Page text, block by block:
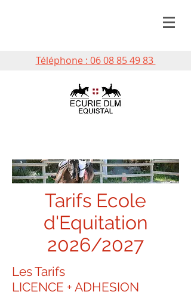
Téléphone : 06 08 85 49 83
Tarifs Ecole
d'Equitation
2026/2027
Les Tarifs
LICENCE + ADHESION